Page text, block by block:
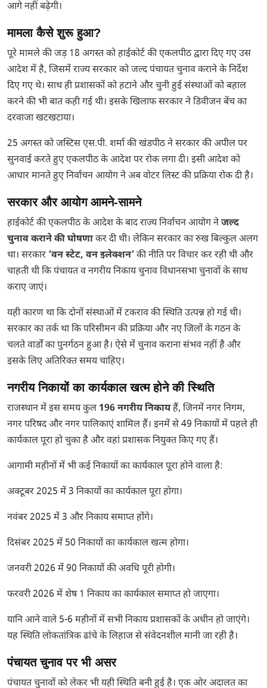
आगे नहीं बढ़ेगी।
मामला कैसे शुरू हुआ?
पूरे मामले की जड़ 18 अगस्त को हाईकोर्ट की एकलपीठ द्वारा दिए गए उस
आदेश में है, जिसमें राज्य सरकार को जल्द पंचायत चुनाव कराने के निर्देश
दिए गए थे। साथ ही प्रशासकों को हटाने और चुनी हुई संस्थाओं को बहाल
करने की भी बात कही गई थी। इसके खिलाफ सरकार ने डिवीजन बेंच का
दरवाजा खटखटाया।
25 अगस्त को जस्टिस एस.पी. शर्मा की खंडपीठ ने सरकार की अपील पर
सुनवाई करते हुए एकलपीठ के आदेश पर रोक लगा दी। इसी आदेश को
आधार मानते हुए निर्वाचन आयोग ने अब वोटर लिस्ट की प्रक्रिया रोक दी है।
सरकार और आयोग आमने-सामने
हाईकोर्ट की एकलपीठ के आदेश के बाद राज्य निर्वाचन आयोग नेजल्द
चुनाव कराने की घोषणाकर दी थी। लेकिन सरकार का रुख बिल्कुल अलग
था। सरकार ‘वन स्टेट, वन इलेक्शन’ की नीति पर विचार कर रही थी और
चाहती थी कि पंचायत व नगरीय निकाय चुनाव विधानसभा चुनावों के साथ
कराए जाएं।
यही कारण था कि दोनों संस्थाओं में टकराव की स्थिति उत्पन्न हो गई थी।
सरकार का तर्क था कि परिसीमन की प्रक्रिया और नए जिलों के गठन के
चलते वार्डों का पुनर्गठन हुआ है। ऐसे में चुनाव कराना संभव नहीं है और
इसके लिए अतिरिक्त समय चाहिए।
नगरीय निकायों का कार्यकाल खत्म होने की स्थिति
राजस्थान में इस समय कुल 196 नगरीय निकायहैं, जिनमें नगर निगम,
नगर परिषद और नगर पालिकाएं शामिल हैं। इनमें से 49 निकायों में पहले ही
कार्यकाल पूरा हो चुका है और वहां प्रशासक नियुक्त किए गए हैं।
आगामी महीनों में भी कई निकायों का कार्यकाल पूरा होने वाला है:
अक्टूबर 2025 में 3 निकायों का कार्यकाल पूरा होगा।
नवंबर 2025 में 3 और निकाय समाप्त होंगे।
दिसंबर 2025 में 50 निकायों का कार्यकाल खत्म होगा।
जनवरी 2026 में 90 निकायों की अवधि पूरी होगी।
फरवरी 2026 में शेष 1 निकाय का कार्यकाल समाप्त हो जाएगा।
यानि आने वाले 5-6 महीनों में सभी निकाय प्रशासकों के अधीन हो जाएंगे।
यह स्थिति लोकतांत्रिक ढांचे के लिहाज से संवेदनशील मानी जा रही है।
पंचायत चुनाव पर भी असर
पंचायत चुनावों को लेकर भी यही स्थिति बनी हुई है। एक ओर अदालत का